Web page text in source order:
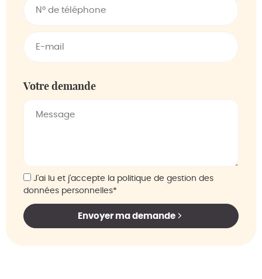
Votre demande
J'ai lu et j'accepte la politique de gestion des
données personnelles*
Envoyer ma demande